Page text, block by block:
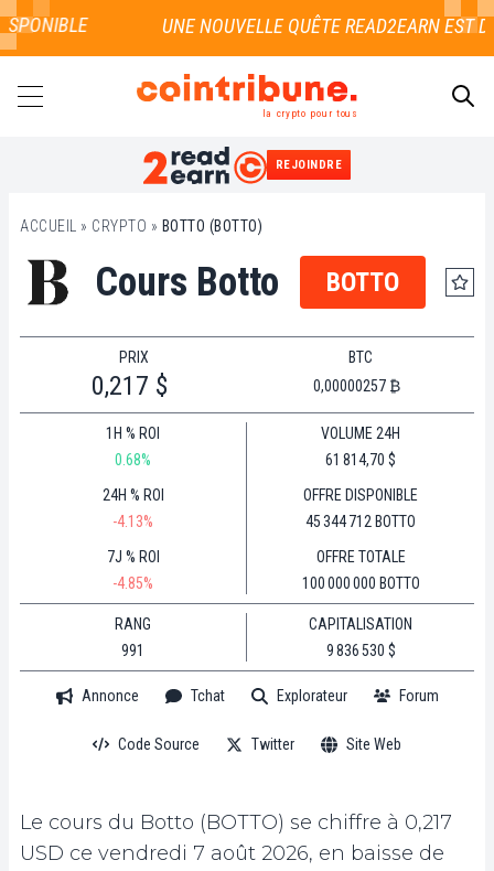
la crypto pour tous
REJOINDRE
ACCUEIL » CRYPTO » BOTTO (BOTTO)
Cours Botto BOTTO
PRIX
0,217 $
BTC
0,00000257 ₿
1H % ROI
0.68%
24H % ROI
-4.13%
7J % ROI
-4.85%
VOLUME 24H
61 814,70 $
OFFRE DISPONIBLE
45 344 712 BOTTO
OFFRE TOTALE
100 000 000 BOTTO
RANG
991
CAPITALISATION
9 836 530 $
Annonce Tchat Explorateur Forum
Code Source Twitter Site Web
Le cours du Botto (BOTTO) se chiffre à 0,217
USD ce vendredi 7 août 2026, en baisse de